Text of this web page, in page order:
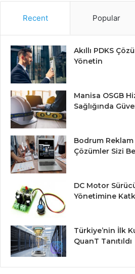
Recent Popular
Akıllı PDKS
Yönetin
Manisa OSGB
Sağlığında
Bodrum Reklam
Çözümler Sizi
DC Motor
Yönetimine
Türkiye’nin İlk
QuanT Tanıtıldı